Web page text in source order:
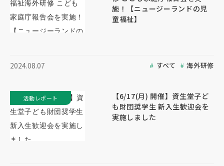
施！【ニュージーランドの児
童福祉】
2024.08.07 すべて 海外研修
【6/17(月) 開催】資生堂子ど
も財団奨学生 新入生歓迎会を
実施しました
活動レポート